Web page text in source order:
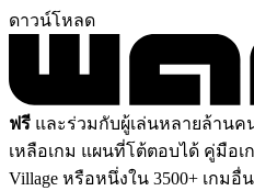
ดาวน์โหลด
ฟรี และร่วมกับผู้เล่นหลายล้านค
เหลือเกม แผนที่โต้ตอบได้ คู่มือเ
Village หรือหนึ่งใน 3500+ เกมอื่